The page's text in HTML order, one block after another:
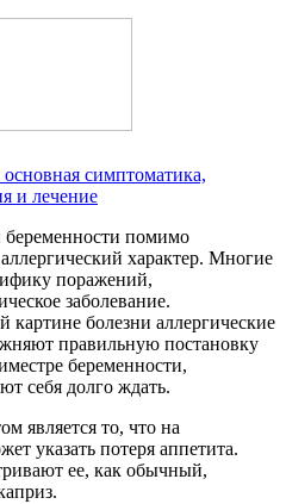
симптоматика,
и лечение
беременности помимо
характер. Многие
поражений,
заболевание.
болезни аллергические
правильную постановку
беременности,
себя долго ждать.
является то, что на
указать потеря аппетита.
ее, как обычный,